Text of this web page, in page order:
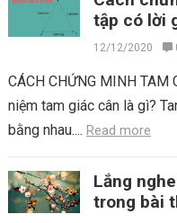
tập có lời
12/12/2020
CÁCH CHỨNG MINH TAM
niệm tam giác cân là gì?
bằng nhau.... Read more
Lắng
trong bài